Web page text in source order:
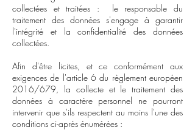
collectées et traitées : le responsable du
traitement des données s'engage à garantir
l'intégrité et la confidentialité des données
collectées.
Afin d'être licites, et ce conformément aux
exigences de l'article 6 du règlement européen
2016/679, la collecte et le traitement des
données à caractère personnel ne pourront
intervenir que s'ils respectent au moins l'une des
conditions ci-après énumérées :